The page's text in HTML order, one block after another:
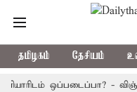
தமிழகம் தேசியம்
ஒப்படைப்பா? -